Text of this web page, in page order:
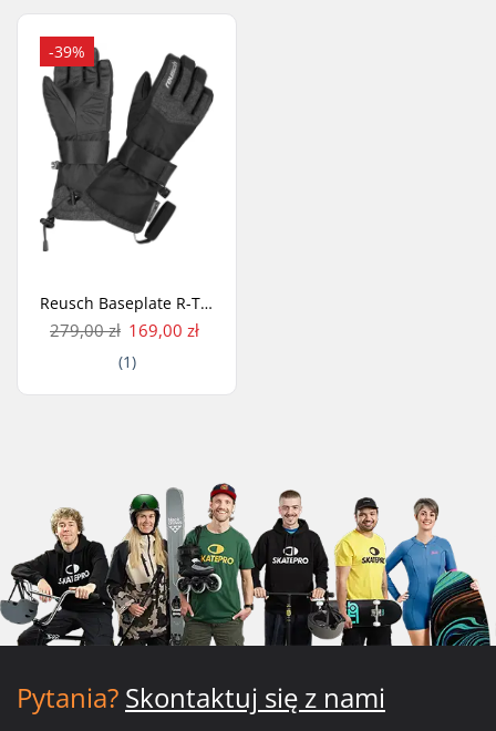
-39%
Reusch Baseplate R-TEX XT Rękawice młodzieżowe
279,00 zł 169,00 zł
(1)
Pytania? Skontaktuj się z nami